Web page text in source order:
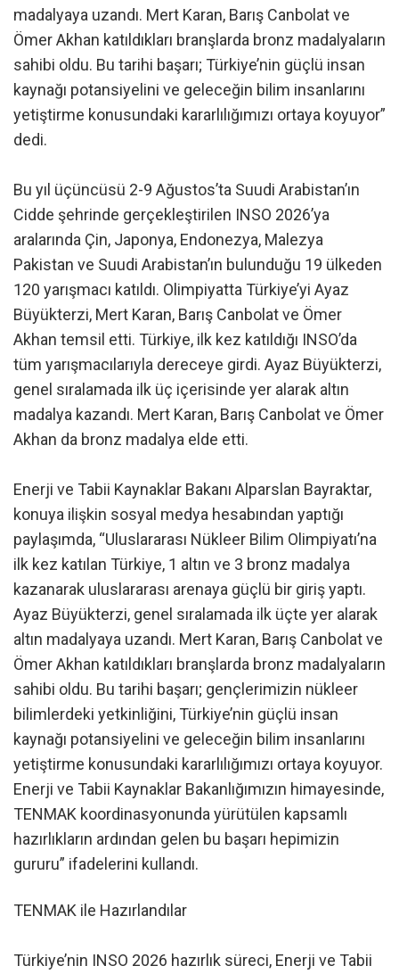
madalyaya uzandı. Mert Karan, Barış Canbolat ve
Ömer Akhan katıldıkları branşlarda bronz madalyaların
sahibi oldu. Bu tarihi başarı; Türkiye’nin güçlü insan
kaynağı potansiyelini ve geleceğin bilim insanlarını
yetiştirme konusundaki kararlılığımızı ortaya koyuyor”
dedi.
Bu yıl üçüncüsü 2-9 Ağustos’ta Suudi Arabistan’ın
Cidde şehrinde gerçekleştirilen INSO 2026’ya
aralarında Çin, Japonya, Endonezya, Malezya
Pakistan ve Suudi Arabistan’ın bulunduğu 19 ülkeden
120 yarışmacı katıldı. Olimpiyatta Türkiye’yi Ayaz
Büyükterzi, Mert Karan, Barış Canbolat ve Ömer
Akhan temsil etti. Türkiye, ilk kez katıldığı INSO’da
tüm yarışmacılarıyla dereceye girdi. Ayaz Büyükterzi,
genel sıralamada ilk üç içerisinde yer alarak altın
madalya kazandı. Mert Karan, Barış Canbolat ve Ömer
Akhan da bronz madalya elde etti.
Enerji ve Tabii Kaynaklar Bakanı Alparslan Bayraktar,
konuya ilişkin sosyal medya hesabından yaptığı
paylaşımda, “Uluslararası Nükleer Bilim Olimpiyatı’na
ilk kez katılan Türkiye, 1 altın ve 3 bronz madalya
kazanarak uluslararası arenaya güçlü bir giriş yaptı.
Ayaz Büyükterzi, genel sıralamada ilk üçte yer alarak
altın madalyaya uzandı. Mert Karan, Barış Canbolat ve
Ömer Akhan katıldıkları branşlarda bronz madalyaların
sahibi oldu. Bu tarihi başarı; gençlerimizin nükleer
bilimlerdeki yetkinliğini, Türkiye’nin güçlü insan
kaynağı potansiyelini ve geleceğin bilim insanlarını
yetiştirme konusundaki kararlılığımızı ortaya koyuyor.
Enerji ve Tabii Kaynaklar Bakanlığımızın himayesinde,
TENMAK koordinasyonunda yürütülen kapsamlı
hazırlıkların ardından gelen bu başarı hepimizin
gururu” ifadelerini kullandı.
TENMAK ile Hazırlandılar
Türkiye’nin INSO 2026 hazırlık süreci, Enerji ve Tabii